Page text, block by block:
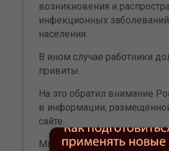
возникновения и
инфекционных
населения.
В ином случае работники
привиты.
На это обратил внимание
в информации,
сайте.
Мгновенный доступ к